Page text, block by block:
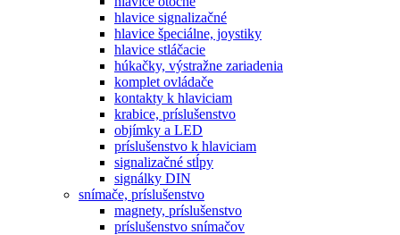
hlavice signalizačné
hlavice špeciálne, joystiky
hlavice stláčacie
húkačky, výstražne zariadenia
komplet ovládače
kontakty k hlaviciam
krabice, príslušenstvo
objímky a LED
príslušenstvo k hlaviciam
signalizačné stĺpy
signálky DIN
snímače, príslušenstvo
magnety, príslušenstvo
príslušenstvo snímačov